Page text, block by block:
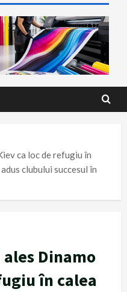
ca loc de refugiu în
clubului succesul în
ales Dinamo
în calea